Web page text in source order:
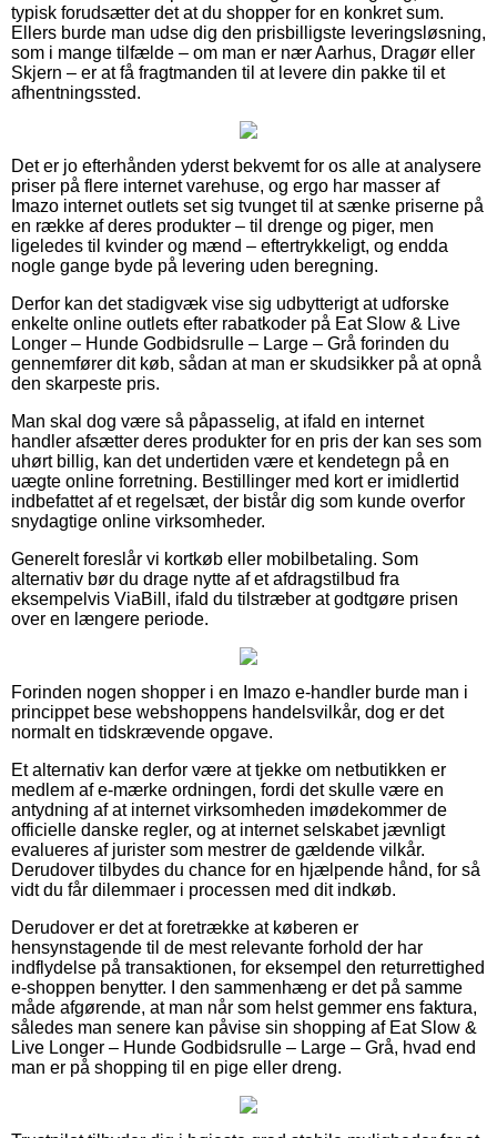
typisk forudsætter det at du shopper for en konkret sum.
Ellers burde man udse dig den prisbilligste leveringsløsning,
som i mange tilfælde – om man er nær Aarhus, Dragør eller
Skjern – er at få fragtmanden til at levere din pakke til et
afhentningssted.
Det er jo efterhånden yderst bekvemt for os alle at analysere
priser på flere internet varehuse, og ergo har masser af
Imazo internet outlets set sig tvunget til at sænke priserne på
en række af deres produkter – til drenge og piger, men
ligeledes til kvinder og mænd – eftertrykkeligt, og endda
nogle gange byde på levering uden beregning.
Derfor kan det stadigvæk vise sig udbytterigt at udforske
enkelte online outlets efter rabatkoder på Eat Slow & Live
Longer – Hunde Godbidsrulle – Large – Grå forinden du
gennemfører dit køb, sådan at man er skudsikker på at opnå
den skarpeste pris.
Man skal dog være så påpasselig, at ifald en internet
handler afsætter deres produkter for en pris der kan ses som
uhørt billig, kan det undertiden være et kendetegn på en
uægte online forretning. Bestillinger med kort er imidlertid
indbefattet af et regelsæt, der bistår dig som kunde overfor
snydagtige online virksomheder.
Generelt foreslår vi kortkøb eller mobilbetaling. Som
alternativ bør du drage nytte af et afdragstilbud fra
eksempelvis ViaBill, ifald du tilstræber at godtgøre prisen
over en længere periode.
Forinden nogen shopper i en Imazo e-handler burde man i
princippet bese webshoppens handelsvilkår, dog er det
normalt en tidskrævende opgave.
Et alternativ kan derfor være at tjekke om netbutikken er
medlem af e-mærke ordningen, fordi det skulle være en
antydning af at internet virksomheden imødekommer de
officielle danske regler, og at internet selskabet jævnligt
evalueres af jurister som mestrer de gældende vilkår.
Derudover tilbydes du chance for en hjælpende hånd, for så
vidt du får dilemmaer i processen med dit indkøb.
Derudover er det at foretrække at køberen er
hensynstagende til de mest relevante forhold der har
indflydelse på transaktionen, for eksempel den returrettighed
e-shoppen benytter. I den sammenhæng er det på samme
måde afgørende, at man når som helst gemmer ens faktura,
således man senere kan påvise sin shopping af Eat Slow &
Live Longer – Hunde Godbidsrulle – Large – Grå, hvad end
man er på shopping til en pige eller dreng.